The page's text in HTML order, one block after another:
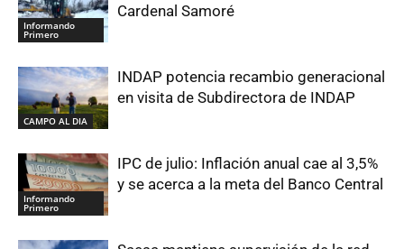
Informando
Primero
Cardenal Samoré
CAMPO AL DIA
INDAP potencia recambio generacional
en visita de Subdirectora de INDAP
Informando
Primero
IPC de julio: Inflación anual cae al 3,5%
y se acerca a la meta del Banco Central